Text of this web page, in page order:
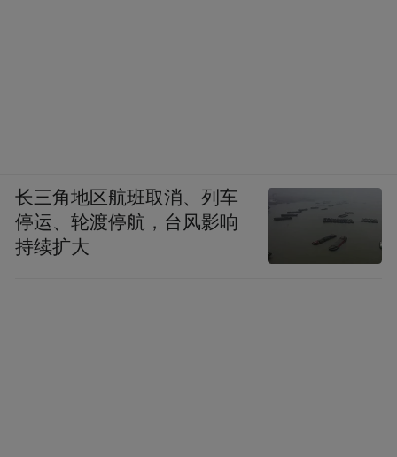
长三角地区航班取消、列车
停运、轮渡停航，台风影响
持续扩大